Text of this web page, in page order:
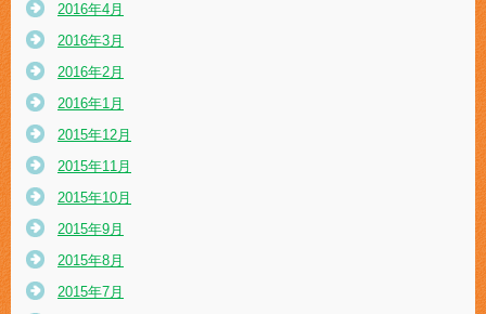
2016年4月
2016年3月
2016年2月
2016年1月
2015年12月
2015年11月
2015年10月
2015年9月
2015年8月
2015年7月